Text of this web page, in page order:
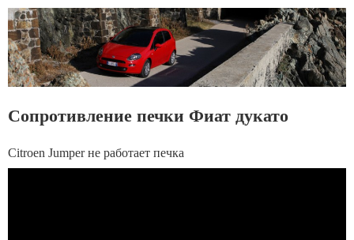
Сопротивление печки Фиат дукато
Citroen Jumper не работает печка